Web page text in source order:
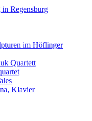
Regensburg
im Höflinger
Quartett
Klavier